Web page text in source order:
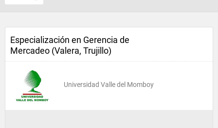
Especialización en Gerencia de
Mercadeo (Valera, Trujillo)
Universidad Valle del Momboy